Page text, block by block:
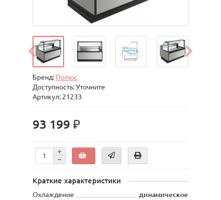
Бренд: Полюс
Доступность: Уточните
Артикул: 21233
93 199 ₽
Краткие характеристики
Охлаждение
динамическое